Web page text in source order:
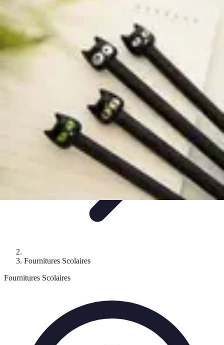
Top Fournitures
Fournitures Scolaires
Écologiques
Top Fournitures
Fournitures Scolaires
Fournitures Scolaires